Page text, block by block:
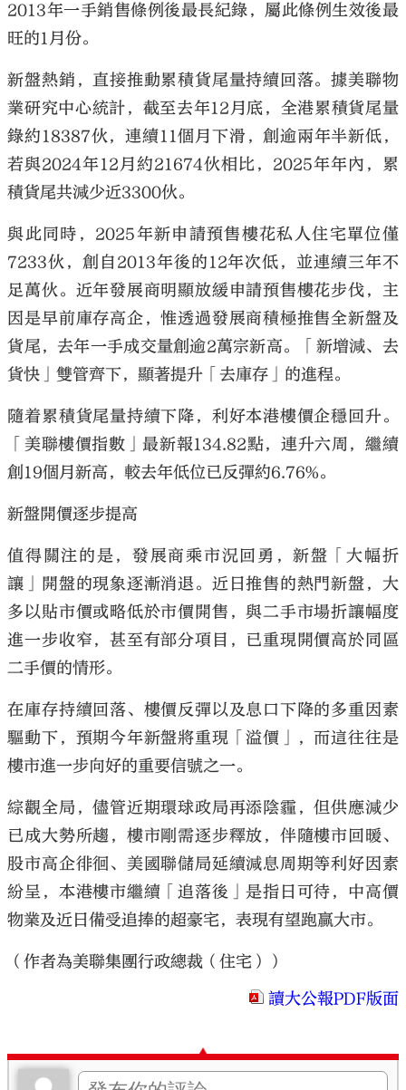
2013年一手銷售條例後最長紀錄，屬此條例生效後最
旺的1月份。
新盤熱銷，直接推動累積貨尾量持續回落。據美聯物
業研究中心統計，截至去年12月底，全港累積貨尾量
錄約18387伙，連續11個月下滑，創逾兩年半新低，
若與2024年12月約21674伙相比，2025年年內，累
積貨尾共減少近3300伙。
與此同時，2025年新申請預售樓花私人住宅單位僅
7233伙，創自2013年後的12年次低，並連續三年不
足萬伙。近年發展商明顯放緩申請預售樓花步伐，主
因是早前庫存高企，惟透過發展商積極推售全新盤及
貨尾，去年一手成交量創逾2萬宗新高。「新增減、去
貨快」雙管齊下，顯著提升「去庫存」的進程。
隨着累積貨尾量持續下降，利好本港樓價企穩回升。
「美聯樓價指數」最新報134.82點，連升六周，繼續
創19個月新高，較去年低位已反彈約6.76%。
新盤開價逐步提高
值得關注的是，發展商乘市況回勇，新盤「大幅折
讓」開盤的現象逐漸消退。近日推售的熱門新盤，大
多以貼市價或略低於市價開售，與二手市場折讓幅度
進一步收窄，甚至有部分項目，已重現開價高於同區
二手價的情形。
在庫存持續回落、樓價反彈以及息口下降的多重因素
驅動下，預期今年新盤將重現「溢價」，而這往往是
樓市進一步向好的重要信號之一。
綜觀全局，儘管近期環球政局再添陰霾，但供應減少
已成大勢所趨，樓市剛需逐步釋放，伴隨樓市回暖、
股市高企徘徊、美國聯儲局延續減息周期等利好因素
紛呈，本港樓市繼續「追落後」是指日可待，中高價
物業及近日備受追捧的超豪宅，表現有望跑贏大市。
（作者為美聯集團行政總裁（住宅））
讀大公報PDF版面